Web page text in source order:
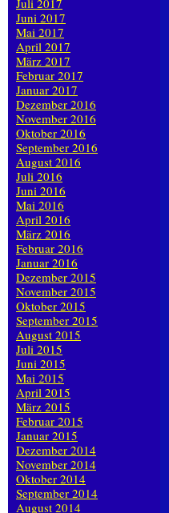
Juli 2017
Juni 2017
Mai 2017
April 2017
März 2017
Februar 2017
Januar 2017
Dezember 2016
November 2016
Oktober 2016
September 2016
August 2016
Juli 2016
Juni 2016
Mai 2016
April 2016
März 2016
Februar 2016
Januar 2016
Dezember 2015
November 2015
Oktober 2015
September 2015
August 2015
Juli 2015
Juni 2015
Mai 2015
April 2015
März 2015
Februar 2015
Januar 2015
Dezember 2014
November 2014
Oktober 2014
September 2014
August 2014